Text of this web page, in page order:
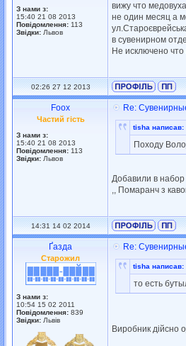
З нами з:
15:40 21 08 2013
Повідомлення: 113
Звідки: Львов
вижу что
не один месяц а
в сувенирном
Не исключено что
02:26 27 12 2013
Foox
Частий гість
З нами з:
15:40 21 08 2013
Повідомлення: 113
Звідки: Львов
Re:
tisha написав:
Походу
Добавили в набор
,, Помаранч з
14:31 14 02 2014
Ґазда
Старожил
З нами з:
10:54 15 02 2011
Повідомлення: 839
Звідки: Львів
Re:
tisha написав:
то есть
Виробник дійсно